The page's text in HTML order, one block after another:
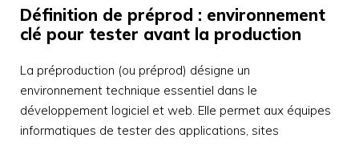
Définition de préprod : environnement
clé pour tester avant la production
La préproduction (ou préprod) désigne un
environnement technique essentiel dans le
développement logiciel et web. Elle permet aux équipes
informatiques de tester des applications, sites